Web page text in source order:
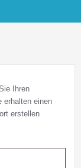
Ihren
erhalten einen
erstellen